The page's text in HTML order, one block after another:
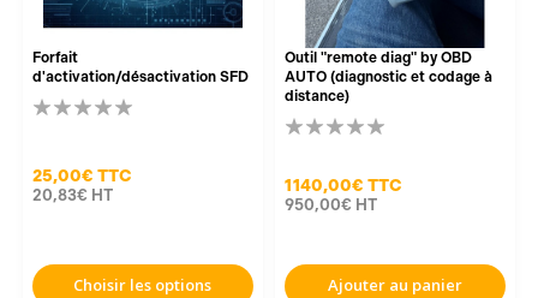
Forfait
d'activation/désactivation SFD
25,00€ TTC
20,83€ HT
Choisir les options
Outil "remote diag" by OBD
AUTO (diagnostic et codage à
distance)
1 140,00€ TTC
950,00€ HT
Ajouter au panier